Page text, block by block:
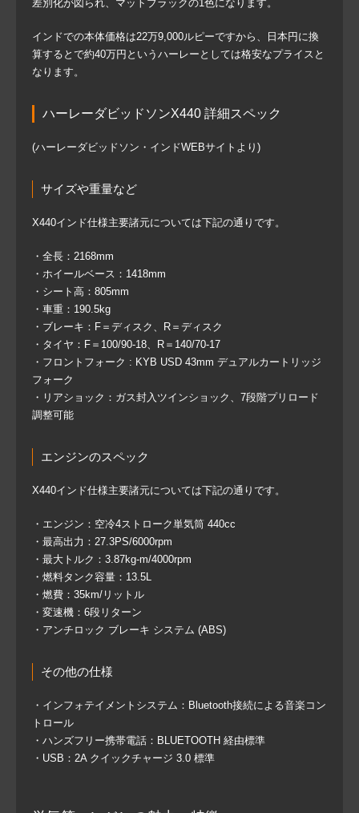
差別化が図られ、マットブラックの1色になります。
インドでの本体価格は22万9,000ルピーですから、日本円に換
算するとで約40万円というハーレーとしては格安なプライスと
なります。
ハーレーダビッドソンX440 詳細スペック
(ハーレーダビッドソン・インドWEBサイトより)
サイズや重量など
X440インド仕様主要諸元については下記の通りです。
・全長：2168mm
・ホイールベース：1418mm
・シート高：805mm
・車重：190.5kg
・ブレーキ：F＝ディスク、R＝ディスク
・タイヤ：F＝100/90-18、R＝140/70-17
・フロントフォーク : KYB USD 43mm デュアルカートリッジ
フォーク
・リアショック：ガス封入ツインショック、7段階プリロード
調整可能
エンジンのスペック
X440インド仕様主要諸元については下記の通りです。
・エンジン：空冷4ストローク単気筒 440cc
・最高出力：27.3PS/6000rpm
・最大トルク：3.87kg-m/4000rpm
・燃料タンク容量：13.5L
・燃費：35km/リットル
・変速機：6段リターン
・アンチロック ブレーキ システム (ABS)
その他の仕様
・インフォテイメントシステム：Bluetooth接続による音楽コン
トロール
・ハンズフリー携帯電話：BLUETOOTH 経由標準
・USB：2A クイックチャージ 3.0 標準